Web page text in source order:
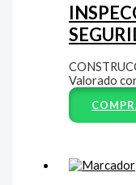
Valorado